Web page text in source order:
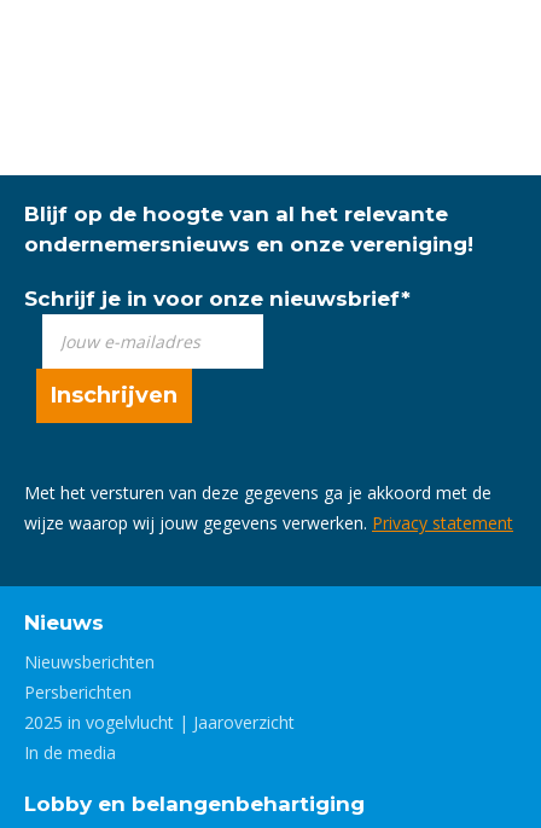
Blijf op de hoogte van al het relevante
ondernemersnieuws en onze vereniging!
Schrijf je in voor onze nieuwsbrief*
Met het versturen van deze gegevens ga je akkoord met de
wijze waarop wij jouw gegevens verwerken. Privacy statement
Nieuws
Nieuwsberichten
Persberichten
2025 in vogelvlucht | Jaaroverzicht
In de media
Lobby en belangenbehartiging